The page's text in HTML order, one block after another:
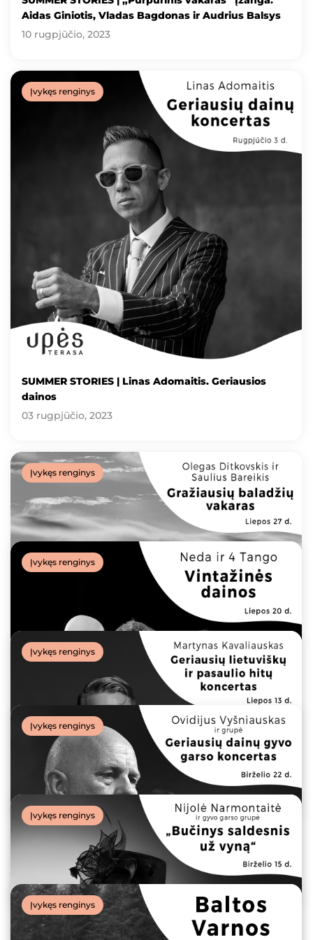
Aidas Giniotis, Vladas Bagdonas ir Audrius Balsys
10 rugpjūčio, 2023
Įvykęs renginys
SUMMER STORIES | Linas Adomaitis. Geriausios
dainos
03 rugpjūčio, 2023
Įvykęs renginys
SUMMER STORIES | Olegas Ditkovskis ir Saulius
Bareikis. Gražiausios baladės
27 liepos, 2023
Įvykęs renginys
SUMMER STORIES | Neda ir 4 Tango. Vintažinės
20 liepos, 2023
Įvykęs renginys
Įvykęs renginys
Įvykęs renginys
Įvykęs renginys